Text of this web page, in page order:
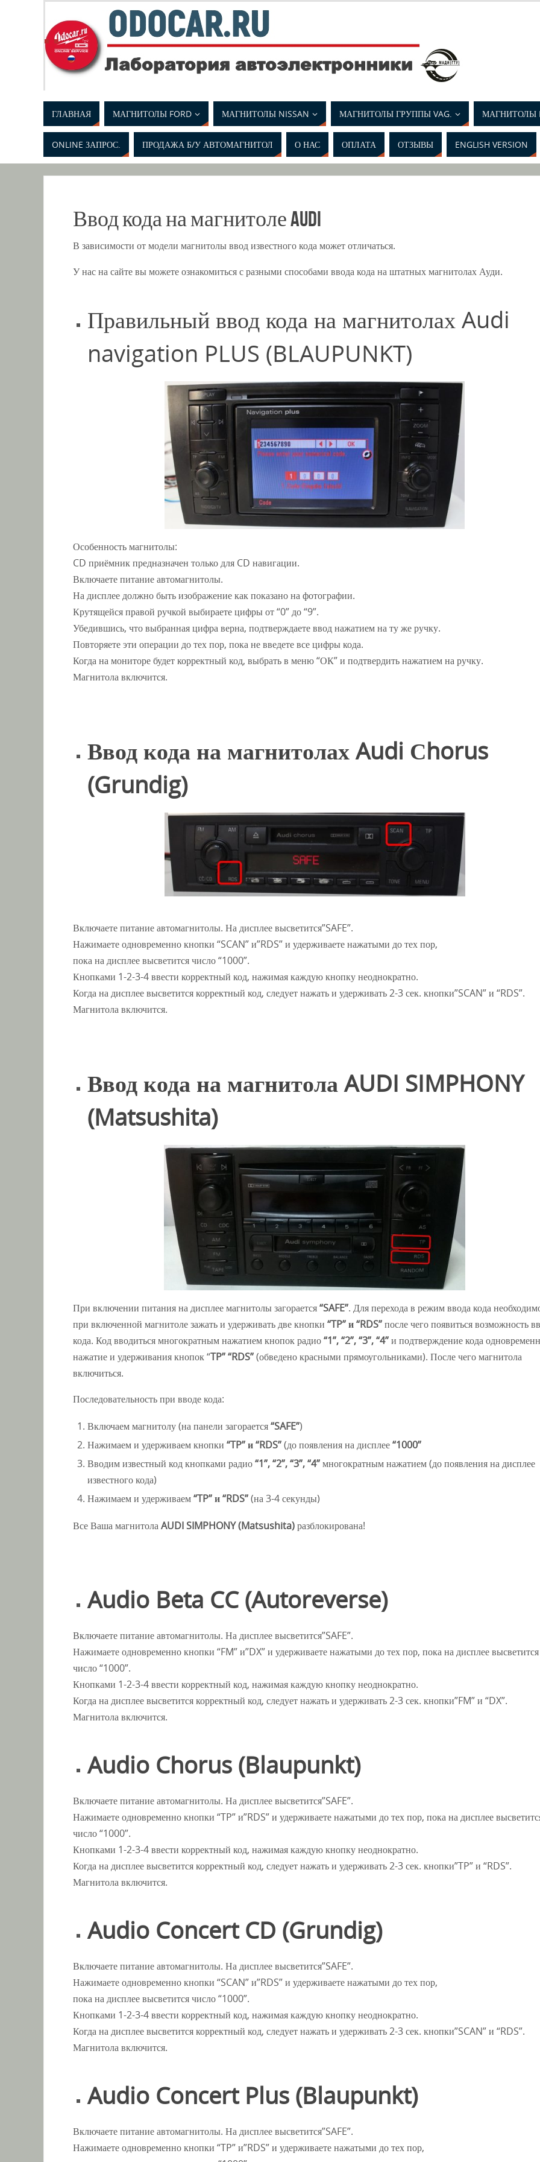
. .
ГЛАВНАЯ МАГНИТОЛЫ FORD МАГНИТОЛЫ NISSAN МАГНИТОЛЫ ГРУППЫ VAG. МАГНИТОЛЫ
ONLINE ЗАПРОС. ПРОДАЖА Б/У АВТОМАГНИТОЛ О НАС ОПЛАТА ОТЗЫВЫ ENGLISH VERSION
Ввод кода на магнитоле AUDI
В зависимости от модели магнитолы ввод известного кода может отличаться.
У нас на сайте вы можете ознакомиться с разными способами ввода кода на штатных магнитолах Ауди.
Правильный ввод кода на магнитолах Audi
navigation PLUS (BLAUPUNKT)
Особенность магнитолы:
CD приёмник предназначен только для CD навигации.
Включаете питание автомагнитолы.
На дисплее должно быть изображение как показано на фотографии.
Крутящейся правой ручкой выбираете цифры от “0” до “9”.
Убедившись, что выбранная цифра верна, подтверждаете ввод нажатием на ту же ручку.
Повторяете эти операции до тех пор, пока не введете все цифры кода.
Когда на мониторе будет корректный код, выбрать в меню “ОК” и подтвердить нажатием на ручку.
Магнитола включится.
Ввод кода на магнитолах Audi Сhorus
(Grundig)
Включаете питание автомагнитолы. На дисплее высветится”SAFE”.
Нажимаете одновременно кнопки “SCAN” и”RDS” и удерживаете нажатыми до тех пор,
пока на дисплее высветится число “1000”.
Кнопками 1-2-3-4 ввести корректный код, нажимая каждую кнопку неоднократно.
Когда на дисплее высветится корректный код, следует нажать и удерживать 2-3 сек. кнопки”SCAN” и “RDS”.
Магнитола включится.
Ввод кода на магнитола AUDI SIMPHONY
(Matsushita)
При включении питания на дисплее магнитолы загорается“SAFE”. Для перехода в режим ввода кода
при включенной магнитоле зажать и удерживать две кнопки “TP” и “RDS”после чего появиться возможность
кода. Код вводиться многократным нажатием кнопок радио“1”, “2”, “3”, “4”и подтверждение кода
нажатие и удерживания кнопок “TP” “RDS”(обведено красными прямоугольниками). После чего магнитола
включиться.
Последовательность при вводе кода:
Включаем магнитолу (на панели загорается“SAFE”)
Нажимаем и удерживаем кнопки “TP” и “RDS”(до появления на дисплее“1000”
Вводим известный код кнопками радио“1”, “2”, “3”, “4”многократным нажатием (до появления на дисплее
известного кода)
Нажимаем и удерживаем“TP” и “RDS”(на 3-4 секунды)
Все Ваша магнитолаAUDI SIMPHONY (Matsushita)разблокирована!
Audio Beta CC (Autoreverse)
Включаете питание автомагнитолы. На дисплее высветится”SAFE”.
Нажимаете одновременно кнопки “FM” и”DX” и удерживаете нажатыми до тех пор, пока на дисплее высветится
число “1000”.
Кнопками 1-2-3-4 ввести корректный код, нажимая каждую кнопку неоднократно.
Когда на дисплее высветится корректный код, следует нажать и удерживать 2-3 сек. кнопки”FM” и “DX”.
Магнитола включится.
Audio Chorus (Blaupunkt)
Включаете питание автомагнитолы. На дисплее высветится”SAFE”.
Нажимаете одновременно кнопки “TP” и”RDS” и удерживаете нажатыми до тех пор, пока на дисплее
число “1000”.
Кнопками 1-2-3-4 ввести корректный код, нажимая каждую кнопку неоднократно.
Когда на дисплее высветится корректный код, следует нажать и удерживать 2-3 сек. кнопки”TP” и “RDS”.
Магнитола включится.
Audio Concert CD (Grundig)
Включаете питание автомагнитолы. На дисплее высветится”SAFE”.
Нажимаете одновременно кнопки “SCAN” и”RDS” и удерживаете нажатыми до тех пор,
пока на дисплее высветится число “1000”.
Кнопками 1-2-3-4 ввести корректный код, нажимая каждую кнопку неоднократно.
Когда на дисплее высветится корректный код, следует нажать и удерживать 2-3 сек. кнопки”SCAN” и “RDS”.
Магнитола включится.
Audio Concert Plus (Blaupunkt)
Включаете питание автомагнитолы. На дисплее высветится”SAFE”.
Нажимаете одновременно кнопки “TP” и”RDS” и удерживаете нажатыми до тех пор,